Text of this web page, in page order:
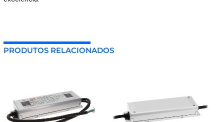
PRODUTOS RELACIONADOS